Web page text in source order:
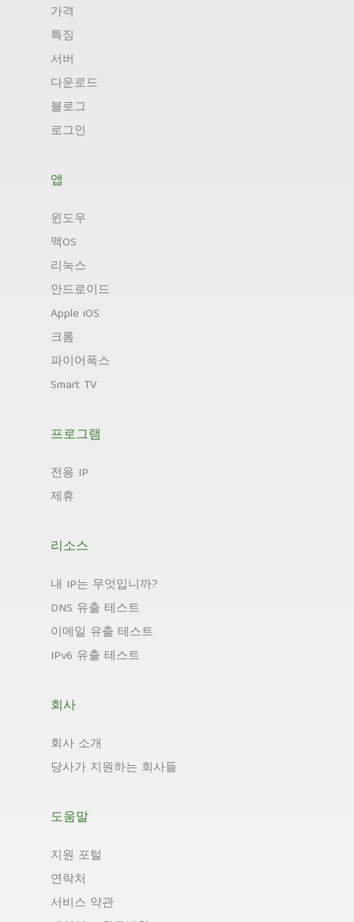
가격
특징
서버
다운로드
블로그
로그인
앱
윈도우
맥OS
리눅스
안드로이드
Apple iOS
크롬
파이어폭스
Smart TV
프로그램
전용 IP
제휴
리소스
내 IP는 무엇입니까?
DNS 유출 테스트
이메일 유출 테스트
IPv6 유출 테스트
회사
회사 소개
당사가 지원하는 회사들
도움말
지원 포털
연락처
서비스 약관